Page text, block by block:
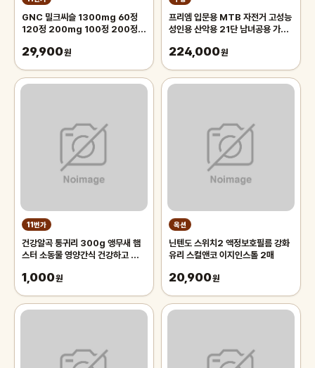
GNC 밀크씨슬 1300mg 60정
120정 200mg 100정 200정
29,900원
프리엠 입문용 MTB 자전거 고성능
성인용 산악용 21단 남녀공용 가성
175cm, 그레이 오렌지/21단/26
224,000원
11번가
건강알곡 통귀리 300g 앵무새 햄
스터 소동물 영양간식 건강하고 깨끗
1,000원
옥션
닌텐도 스위치2 액정보호필름 강화
유리 스컬앤코 이지인스톨 2매
20,900원